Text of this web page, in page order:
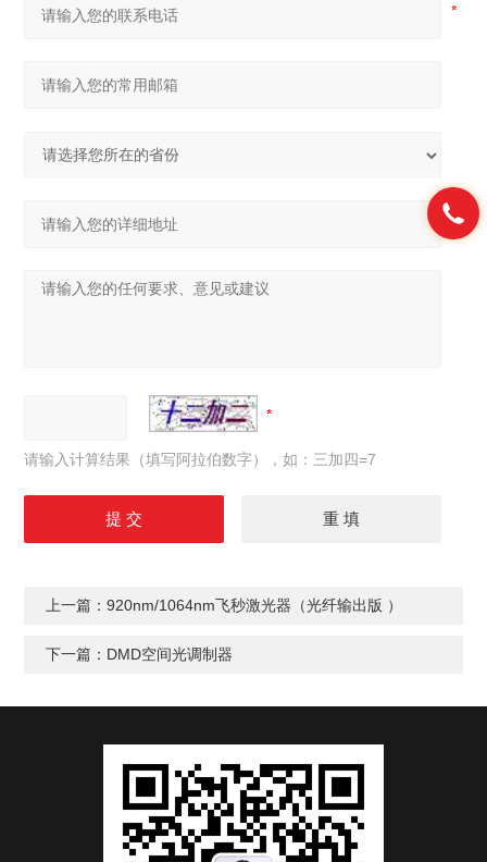
请输入计算结果（填写阿拉伯数字），如：三加四=7
上一篇：920nm/1064nm飞秒激光器（光纤输出版 ）
下一篇： DMD空间光调制器